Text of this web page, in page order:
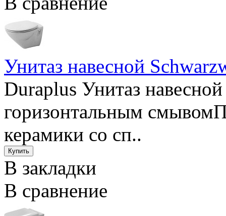
Унитаз навесной
Duraplus Унитаз
горизонтальным
керамики со сп..
В закладки
В сравнение